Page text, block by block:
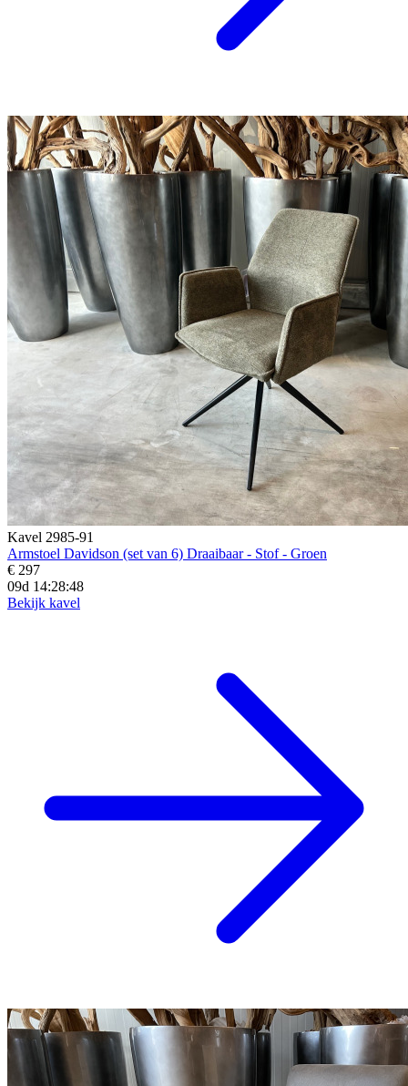
Kavel 2985-91
Armstoel Davidson (set van 6) Draaibaar - Stof - Groen
€ 297
09d 14:28:46
Bekijk kavel